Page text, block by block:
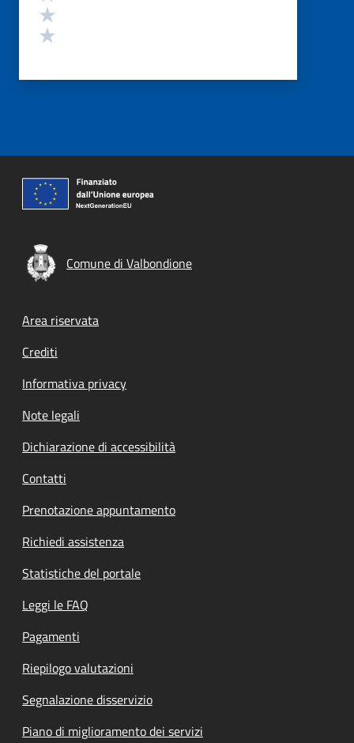
Comune di Valbondione
Footer menu
Area riservata
Crediti
Informativa privacy
Note legali
Dichiarazione di accessibilità
Contatti
Prenotazione appuntamento
Richiedi assistenza
Statistiche del portale
Leggi le FAQ
Pagamenti
Riepilogo valutazioni
Segnalazione disservizio
Piano di miglioramento dei servizi